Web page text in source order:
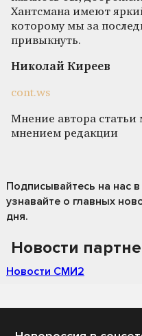
Хантсмана имеют
которому мы за
привыкнуть.
Николай Киреев
cont.ws
Мнение автора статьи
мнением редакции
Подписывайтесь на нас в
узнавайте о главных
дня.
Новости
Новости СМИ2